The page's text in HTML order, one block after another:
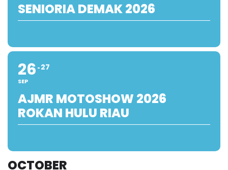
SENIORIA DEMAK 2026
26
SEP
27
AJMR MOTOSHOW 2026
ROKAN HULU RIAU
OCTOBER